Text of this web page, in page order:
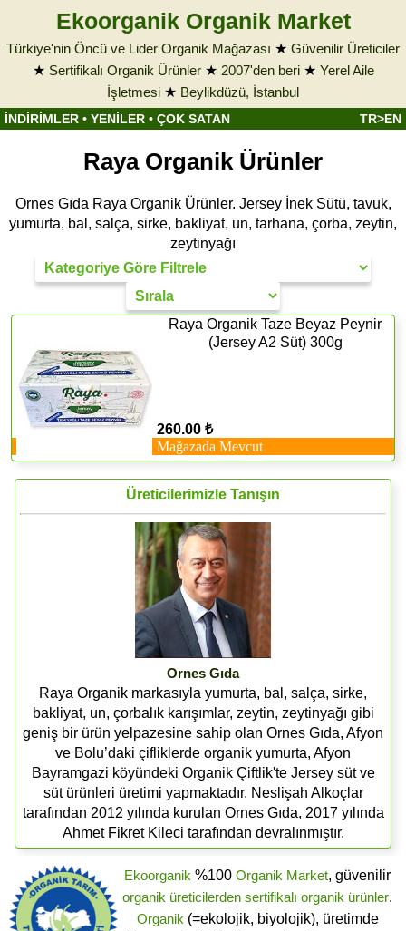
Ekoorganik Organik Market
Türkiye'nin Öncü ve Lider Organik Mağazası ★ Güvenilir Üreticiler
★ Sertifikalı Organik Ürünler★ 2007'den beri★ Yerel Aile
İşletmesi ★ Beylikdüzü, İstanbul
İNDİRİMLER • YENİLER • ÇOK SATAN TR>EN
Raya Organik Ürünler
Ornes Gıda Raya Organik Ürünler. Jersey İnek Sütü, tavuk,
yumurta, bal, salça, sirke, bakliyat, un, tarhana, çorba, zeytin,
zeytinyağı
Raya Organik Taze Beyaz Peynir
(Jersey A2 Süt) 300g
260.00 ₺
Mağazada Mevcut
Üreticilerimizle Tanışın
Ornes Gıda
Raya Organik markasıyla yumurta, bal, salça, sirke,
bakliyat, un, çorbalık karışımlar, zeytin, zeytinyağı gibi
geniş bir ürün yelpazesine sahip olan Ornes Gıda, Afyon
ve Bolu’daki çifliklerde organik yumurta, Afyon
Bayramgazi köyündeki Organik Çiftlik'te Jersey süt ve
süt ürünleri üretimi yapmaktadır. Neslişah Alkoçlar
tarafından 2012 yılında kurulan Ornes Gıda, 2017 yılında
Ahmet Fikret Kileci tarafından devralınmıştır.
Ekoorganik %100 Organik Market, güvenilir
organik üreticilerden sertifikalı organik ürünler.
Organik (=ekolojik, biyolojik), üretimde